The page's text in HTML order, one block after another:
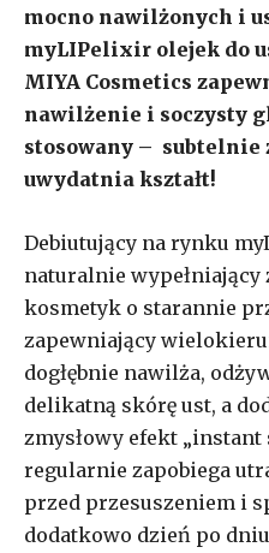
mocno nawilżonych i
myLIPelixir olejek do
MIYA Cosmetics
nawilżenie i soczysty
stosowany – subtelnie
uwydatnia kształt!
Debiutujący na rynku
naturalnie
kosmetyk o starannie
zapewniający
dogłębnie nawilża,
delikatną skórę ust, a
zmysłowy efekt „instant
regularnie zapobiega
przed przesuszeniem i
dodatkowo dzień po